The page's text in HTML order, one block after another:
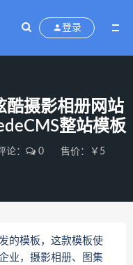
登录
酷摄影相册网站
整站模板
论： 0 售价：￥5
的模板，这款模板使
业，摄影相册、图集